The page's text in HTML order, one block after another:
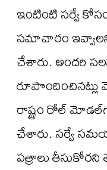
ఇంటింటి సర్వే
సమాచారం ఇవ్వాలని
చేశారు. అందరి
రూపొందించినట్లు
రాష్ట్రం రోల్
చేశారు. సర్వే
పత్రాలు తీసుకోరని